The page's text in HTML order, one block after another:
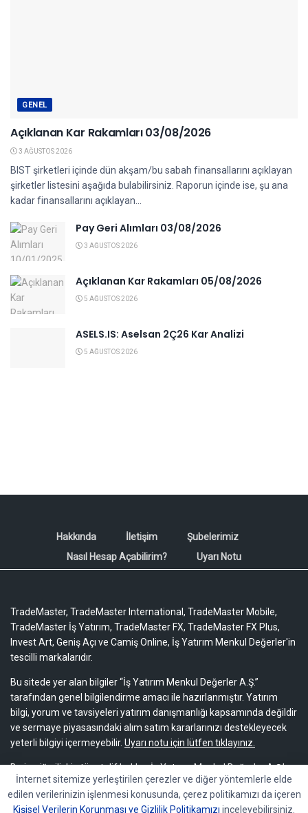
GENEL
Açıklanan Kar Rakamları 03/08/2026
3 AĞUSTOS 2026
BIST şirketleri içinde dün akşam/bu sabah finansallarını açıklayan
şirketler listesini aşağıda bulabilirsiniz. Raporun içinde ise, şu ana
kadar finansallarını açıklayan...
Pay Geri Alımları 03/08/2026
3 AĞUSTOS 2026
Açıklanan Kar Rakamları 05/08/2026
5 AĞUSTOS 2026
ASELS.IS: Aselsan 2Ç26 Kar Analizi
5 AĞUSTOS 2026
Hakkında İletişim
Şubelerimiz
Nasıl Hesap Açabilirim?
Uyarı Notu
TradeMaster, TradeMaster International, TradeMaster Mobile,
TradeMaster İş Yatırım, TradeMaster FX, TradeMaster FX Plus,
Invest Art, Geniş Açı ve Camiş Online, İş Yatırım Menkul Değerler'in
tescilli markalarıdır.
Bu sitede yer alan bilgiler “İş Yatırım Menkul Değerler A.Ş.”
tarafından genel bilgilendirme amacı ile hazırlanmıştır. Yatırım
bilgi, yorum ve tavsiyeleri yatırım danışmanlığı kapsamında değildir
ve sermaye piyasasındaki alım satım kararlarınızı destekleyecek
yeterli bilgiyi içermeyebilir. Uyarı notu için lütfen tıklayınız.
Bu içeriğe ilişkin tüm telif hakları İş Yatırım Menkul Değerler A.Ş.’ye
aittir. Bu içerik, açık iznimiz olmaksızın başkaları tarafından
herhangi bir amaçla, kısmen veya tamamen çoğaltılamaz,
İnternet sitemize yerleştirilen çerezler ve diğer yöntemlerle elde
edilen verilerinizin işlenmesi konusunda, çerez politikamızı da içeren
Kişisel Verilerin Korunması ve Gizlilik Politikamızı inceleyebilirsiniz.